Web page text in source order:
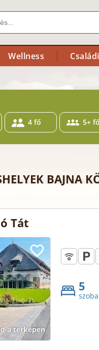
Wellness
4 fő 5+ fő
BAJNA
Tát
a térképen
5
szoba